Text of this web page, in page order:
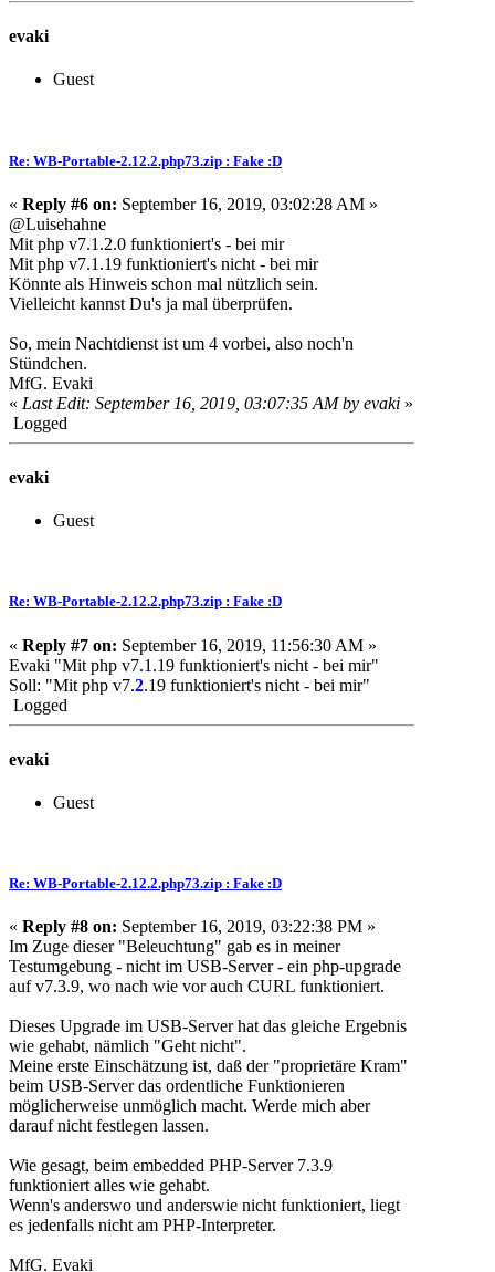
evaki
Guest
Re: WB-Portable-2.12.2.php73.zip : Fake :D
« Reply #6 on: September 16, 2019, 03:02:28 AM »
@Luisehahne
Mit php v7.1.2.0 funktioniert's - bei mir
Mit php v7.1.19 funktioniert's nicht - bei mir
Könnte als Hinweis schon mal nützlich sein.
Vielleicht kannst Du's ja mal überprüfen.
So, mein Nachtdienst ist um 4 vorbei, also noch'n
Stündchen.
MfG. Evaki
« Last Edit: September 16, 2019, 03:07:35 AM by evaki »
Logged
evaki
Guest
Re: WB-Portable-2.12.2.php73.zip : Fake :D
« Reply #7 on: September 16, 2019, 11:56:30 AM »
Evaki "Mit php v7.1.19 funktioniert's nicht - bei mir"
Soll: "Mit php v7.2.19 funktioniert's nicht - bei mir"
Logged
evaki
Guest
Re: WB-Portable-2.12.2.php73.zip : Fake :D
« Reply #8 on: September 16, 2019, 03:22:38 PM »
Im Zuge dieser "Beleuchtung" gab es in meiner
Testumgebung - nicht im USB-Server - ein php-upgrade
auf v7.3.9, wo nach wie vor auch CURL funktioniert.
Dieses Upgrade im USB-Server hat das gleiche Ergebnis
wie gehabt, nämlich "Geht nicht".
Meine erste Einschätzung ist, daß der "proprietäre Kram"
beim USB-Server das ordentliche Funktionieren
möglicherweise unmöglich macht. Werde mich aber
darauf nicht festlegen lassen.
Wie gesagt, beim embedded PHP-Server 7.3.9
funktioniert alles wie gehabt.
Wenn's anderswo und anderswie nicht funktioniert, liegt
es jedenfalls nicht am PHP-Interpreter.
MfG. Evaki